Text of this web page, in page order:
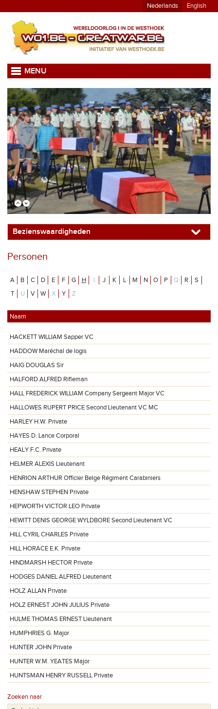
Nederlands English
MENU
Bezienswaardigheden
Personen
A B C D E F G H I J K L M N O P Q R
S
T
U V W X Y Z
Naam
HACKETT WILLIAM Sapper VC
HADDOW Maréchal de logis
HAIG DOUGLAS Sir
HALFORD ALFRED Rifleman
HALL FREDERICK WILLIAM Company Sergeant Major VC
HALLOWES RUPERT PRICE Second Lieutenant VC MC
HARLEY H.W. Private
HAYES D. Lance Corporal
HEALY F.C. Private
HELMER ALEXIS Lieutenant
HENRION ARTHUR Officier Belge Régiment Carabiniers
HENSHAW STEPHEN Private
HEPWORTH VICTOR LEO Private
HEWITT DENIS GEORGE WYLDBORE Second Lieutenant VC
HILL CYRIL CHARLES Private
HILL HORACE E.K. Private
HINDMARSH HECTOR Private
HODGES DANIEL ALFRED Lieutenant
HOLZ ALLAN Private
HOLZ ERNEST JOHN JULIUS Private
HULME THOMAS ERNEST Lieutenant
HUMPHRIES G. Major
HUNTER JOHN Private
HUNTER W.M. YEATES Major
HUNTSMAN HENRY RUSSELL Private
Zoeken naar